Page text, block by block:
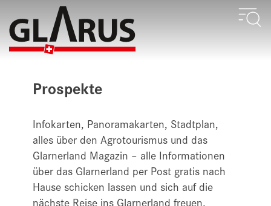
Prospekte
Infokarten, Panoramakarten, Stadtplan,
alles über den Agrotourismus und das
Glarnerland Magazin – alle Informationen
über das Glarnerland per Post gratis nach
Hause schicken lassen und sich auf die
nächste Reise ins Glarnerland freuen.